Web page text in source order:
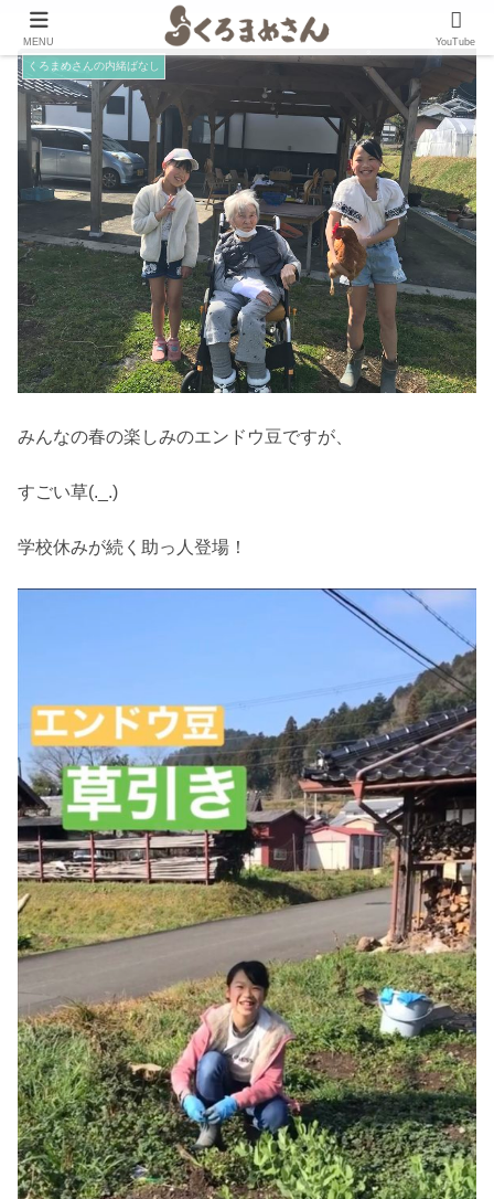
くろまめさんの内緒ばなし
みんなの春の楽しみのエンドウ豆ですが、
すごい草(._.)
学校休みが続く助っ人登場！
MENU YouTube